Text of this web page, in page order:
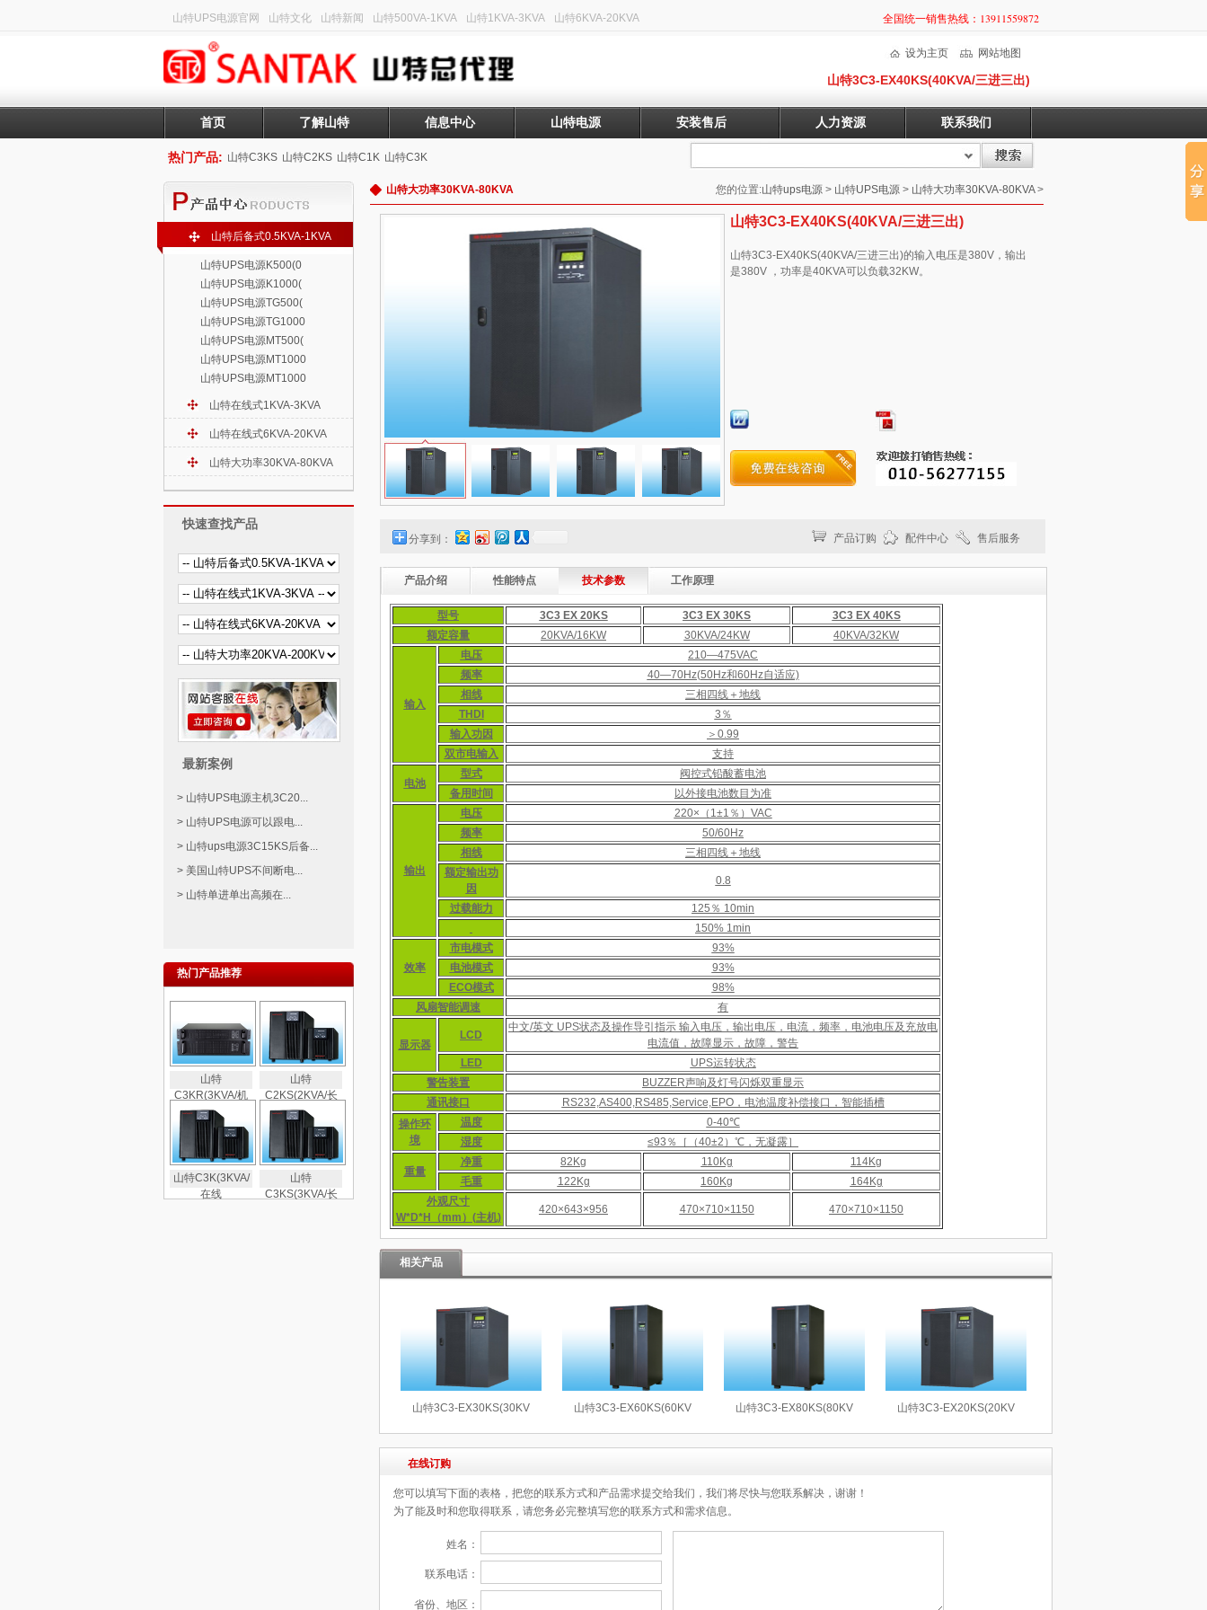
全国统一销售热线：13911559872
山特UPS电源官网 山特文化 山特新闻 山特500VA-1KVA 山特1KVA-3KVA 山特6KVA-20KVA
网站地图
设为主页
山特3C3-EX40KS(40KVA/三进三出)
首页 了解山特 信息中心 山特电源 安装售后 人力资源 联系我们
热门产品: 山特C3KS 山特C2KS 山特C1K 山特C3K
山特后备式0.5KVA-1KVA
山特UPS电源K500(0
山特UPS电源K1000(
山特UPS电源TG500(
山特UPS电源TG1000
山特UPS电源MT500(
山特UPS电源MT1000
山特UPS电源MT1000
山特在线式1KVA-3KVA
山特在线式6KVA-20KVA
山特大功率30KVA-80KVA
快速查找产品
最新案例
> 山特UPS电源主机3C20...
> 山特UPS电源可以跟电...
> 山特ups电源3C15KS后备...
> 美国山特UPS不间断电...
> 山特单进单出高频在...
热门产品推荐
山特
C3KR(3KVA/机
山特
C2KS(2KVA/长
山特C3K(3KVA/
在线
山特
C3KS(3KVA/长
山特大功率30KVA-80KVA 您的位置:山特ups电源 > 山特UPS电源 > 山特大功率30KVA-80KVA>
山特3C3-EX40KS(40KVA/三进三出)
山特3C3-EX40KS(40KVA/三进三出)的输入电压是380V，输出
是380V ，功率是40KVA可以负载32KW。
分享到： 产品订购 配件中心 售后服务
产品介绍 性能特点 技术参数 工作原理
型号 3C3 EX 20KS 3C3 EX 30KS
3C3 EX 40KS
额定容量
20KVA/16KW 30KVA/24KW 40KVA/32KW
输入
电压
210—475VAC
频率
40—70Hz(50Hz和60Hz自适应)
相线
三相四线＋地线
THDI
3％
输入功因
＞0.99
双市电输入
支持
电池
型式
阀控式铅酸蓄电池
备用时间
以外接电池数目为准
输出
电压
220×（1±1％）VAC
频率
50/60Hz
相线
三相四线＋地线
额定输出功
因
0.8
过载能力
125％ 10min
150% 1min
效率
市电模式
93%
电池模式
93%
ECO模式
98%
风扇智能调速
有
显示器
LCD
中文/英文 UPS状态及操作导引指示 输入电压，输出电压，电流，频率，电池电压及充放电
电流值，故障显示，故障，警告
LED
UPS运转状态
警告装置
BUZZER声响及灯号闪烁双重显示
通讯接口
RS232,AS400,RS485,Service,EPO，电池温度补偿接口，智能插槽
操作环
境
温度
0-40℃
湿度
≤93％［（40±2）℃，无凝露］
重量
净重 82Kg 110Kg
114Kg
毛重
122Kg 160Kg
164Kg
外观尺寸
W*D*H（mm）(主机)
420×643×956 470×710×1150 470×710×1150
相关产品
山特3C3-EX30KS(30KV 山特3C3-EX60KS(60KV 山特3C3-EX80KS(80KV 山特3C3-EX20KS(20KV
在线订购
您可以填写下面的表格，把您的联系方式和产品需求提交给我们，我们将尽快与您联系解决，谢谢！
为了能及时和您取得联系，请您务必完整填写您的联系方式和需求信息。
姓名：
联系电话：
省份、地区：